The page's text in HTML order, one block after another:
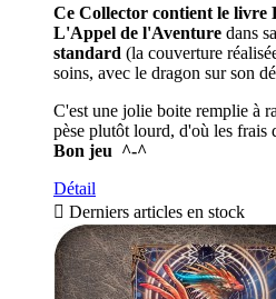
Ce Collector contient le livre
L'Appel de l'Aventure dans sa
standard (la couverture
soins, avec le dragon sur son
C'est une jolie boite remplie à
pèse plutôt lourd, d'où les frais
Bon jeu ^-^
Détail
 Derniers articles en stock